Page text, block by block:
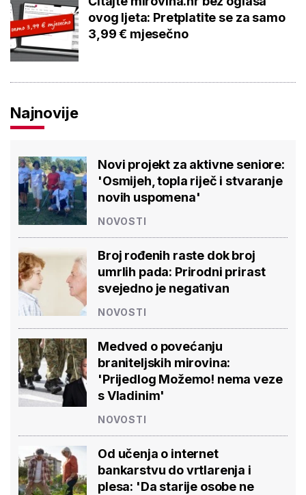
ovog ljeta: Pretplatite se za samo
3,99 € mjesečno
Najnovije
Novi projekt za aktivne seniore:
'Osmijeh, topla riječ i stvaranje
novih uspomena'
NOVOSTI
Broj rođenih raste dok broj
umrlih pada: Prirodni prirast
svejedno je negativan
NOVOSTI
Medved o povećanju
braniteljskih mirovina:
'Prijedlog Možemo! nema veze
s Vladinim'
NOVOSTI
Od učenja o internet
bankarstvu do vrtlarenja i
plesa: 'Da starije osobe ne